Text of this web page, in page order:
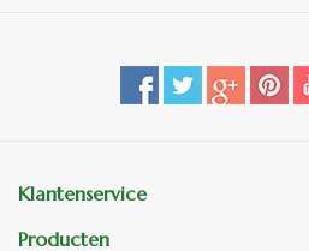
Klantenservice
Producten